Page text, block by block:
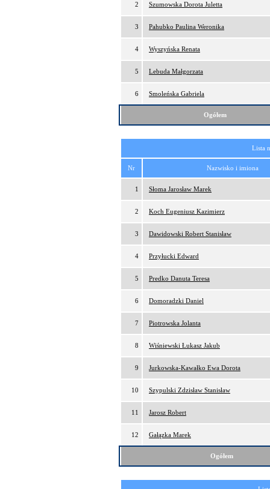
2 Szumowska Dorota Juletta
3 Pahubko Paulina Weronika
4 Wyszyńska Renata
5 Lebuda Małgorzata
6 Smoleńska Gabriela
Ogółem
Lista
Nr Nazwisko i imiona
1 Słoma Jarosław Marek
2 Koch Eugeniusz Kazimierz
3 Dawidowski Robert Stanisław
4 Przyłucki Edward
5 Predko Danuta Teresa
6 Domoradzki Daniel
7 Piotrowska Jolanta
8 Wiśniewski Łukasz Jakub
9 Jurkowska-Kawałko Ewa Dorota
10 Szypulski Zdzisław Stanisław
11 Jarosz Robert
12 Gałązka Marek
Ogółem